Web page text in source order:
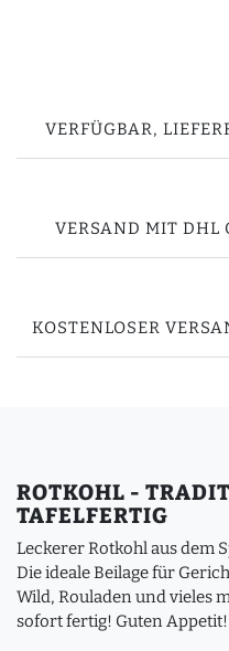
VERFÜGBAR,
VERSAND MIT DHL
KOSTENLOSER
ROTKOHL -
TAFELFERTIG
Leckerer Rotkohl aus dem
Die ideale Beilage für
Wild, Rouladen und vieles
sofort fertig! Guten Appetit!